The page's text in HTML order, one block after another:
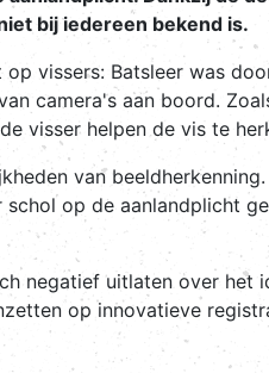
bij iedereen bekend is.
vissers: Batsleer was
camera's aan boord.
visser helpen de vis te
van
op de aanlandplicht
negatief uitlaten over het
op innovatieve